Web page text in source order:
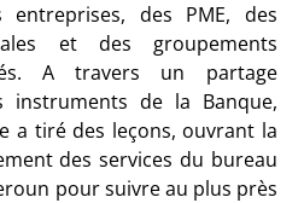
des PME, des
et des groupements
A travers un partage
instruments de la Banque,
a tiré des leçons, ouvrant la
des services du bureau
pour suivre au plus près